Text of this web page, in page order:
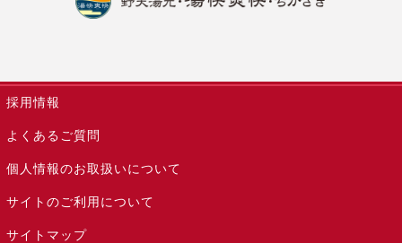
採用情報
よくあるご質問
個人情報のお取扱いについて
サイトのご利用について
サイトマップ